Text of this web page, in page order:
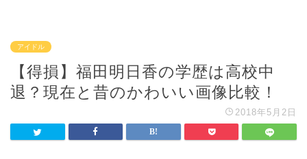
アイドル
【得損】福田明日香の学歴は高校中
退？現在と昔のかわいい画像比較！
2018年5月2日